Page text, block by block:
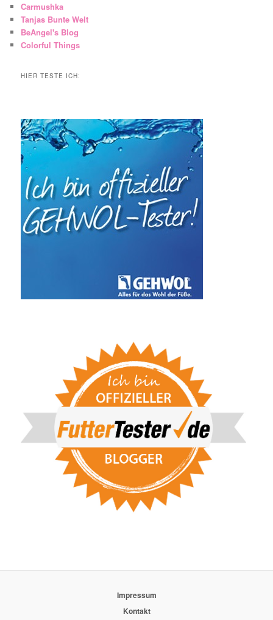
Carmushka
Tanjas Bunte Welt
BeAngel's Blog
Colorful Things
HIER TESTE ICH:
Impressum
Kontakt